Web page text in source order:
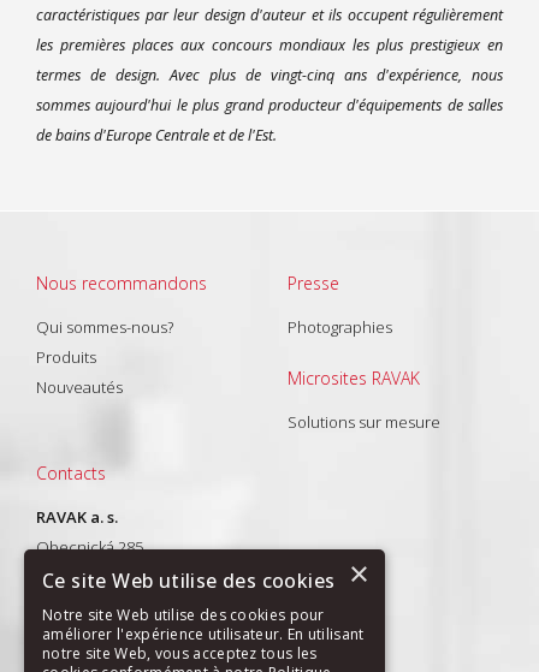
caractéristiques par leur design d'auteur et ils occupent régulièrement
les premières places aux concours mondiaux les plus prestigieux en
termes de design. Avec plus de vingt-cinq ans d'expérience, nous
sommes aujourd'hui le plus grand producteur d'équipements de salles
de bains d'Europe Centrale et de l'Est.
Nous recommandons
Qui sommes-nous?
Produits
Nouveautés
Presse
Photographies
Microsites RAVAK
Solutions sur mesure
Contacts
RAVAK a. s.
Obecnická 285
261 01 Příbram I
T: +420 318 427 288
E-mail:export@ravak.com
×
Ce site Web utilise des cookies
Notre site Web utilise des cookies pour
améliorer l'expérience utilisateur. En utilisant
notre site Web, vous acceptez tous les